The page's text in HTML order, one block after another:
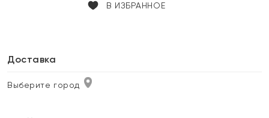
В ИЗБРАННОЕ
Доставка
Выберите город